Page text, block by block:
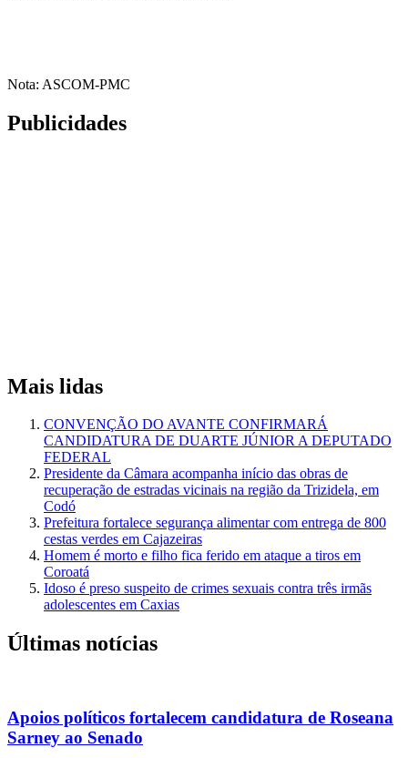
Nota: ASCOM-PMC
Publicidades
Mais lidas
CONVENÇÃO DO AVANTE CONFIRMARÁ
CANDIDATURA DE DUARTE JÚNIOR A DEPUTADO
FEDERAL
Presidente da Câmara acompanha início das obras de
recuperação de estradas vicinais na região da Trizidela, em
Codó
Prefeitura fortalece segurança alimentar com entrega de 800
cestas verdes em Cajazeiras
Homem é morto e filho fica ferido em ataque a tiros em
Coroatá
Idoso é preso suspeito de crimes sexuais contra três irmãs
adolescentes em Caxias
Últimas notícias
Apoios políticos fortalecem candidatura de Roseana
Sarney ao Senado